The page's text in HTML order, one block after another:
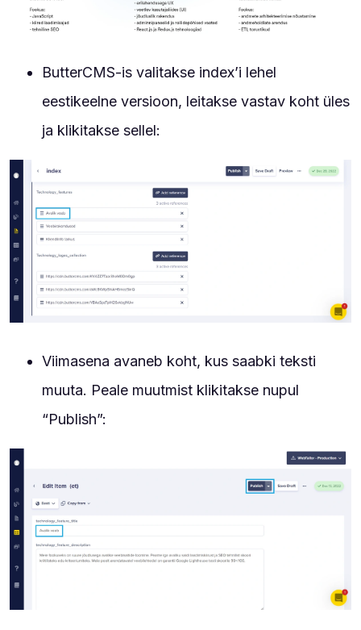
ButterCMS-is valitakse index’i lehel
eestikeelne versioon, leitakse vastav koht üles
ja klikitakse sellel:
Viimasena avaneb koht, kus saabki teksti
muuta. Peale muutmist klikitakse nupul
“Publish”: